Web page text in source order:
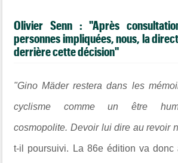
Olivier Senn : "Après
personnes impliquées, nous, la
derrière cette décision"
"Gino Mäder restera dans les
cyclisme comme un être
cosmopolite.Devoir lui dire au revoir
t-il poursuivi. La 86e édition va donc